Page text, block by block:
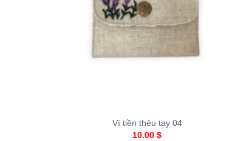
Ví tiền thêu tay 04
10.00 $